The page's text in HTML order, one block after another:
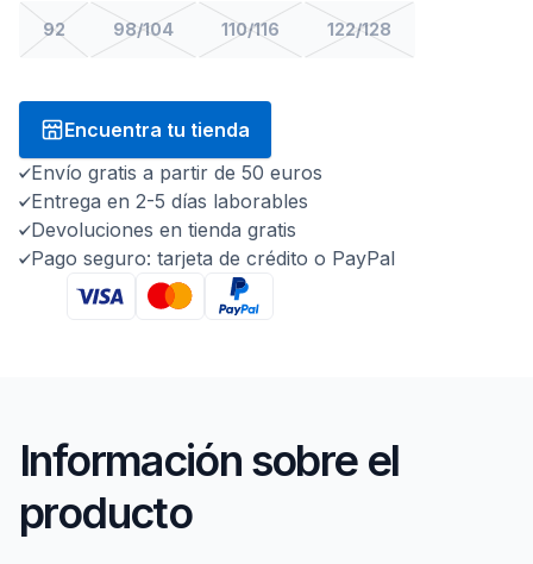
92 98/104 110/116 122/128
Encuentra tu tienda
Envío gratis a partir de 50 euros
Entrega en 2-5 días laborables
Devoluciones en tienda gratis
Pago seguro: tarjeta de crédito o PayPal
Información sobre el
producto